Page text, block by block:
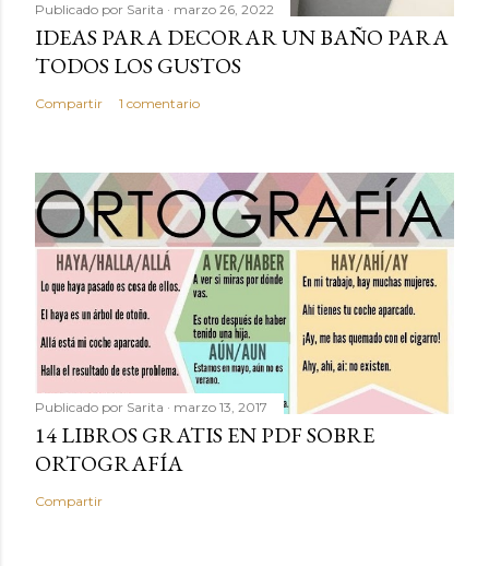
Publicado por Sarita marzo 26, 2022
IDEAS PARA DECORAR UN BAÑO PARA
TODOS LOS GUSTOS
Compartir 1 comentario
Publicado por Sarita marzo 13, 2017
14 LIBROS GRATIS EN PDF SOBRE
ORTOGRAFÍA
Compartir